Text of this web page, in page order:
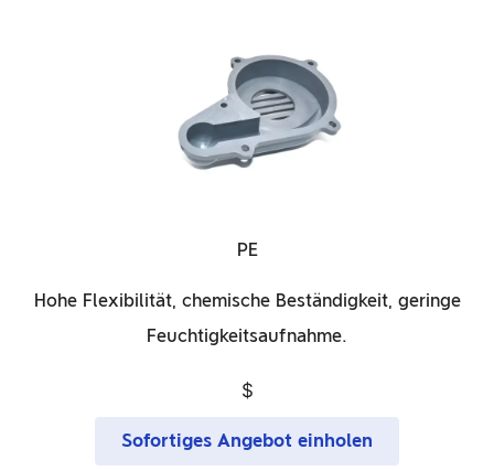
PE
Hohe Flexibilität, chemische Beständigkeit, geringe
Feuchtigkeitsaufnahme.
$
Sofortiges Angebot einholen